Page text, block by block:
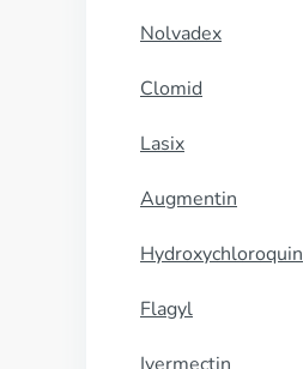
Nolvadex
Clomid
Lasix
Augmentin
Hydroxychloroquin
Flagyl